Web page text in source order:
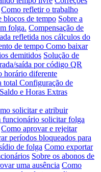
Como refletir o trabalho
blocos de tempo Sobre a
folga. Compensação de
refletida nos cálculos do
de tempo Como baixar
demitidos Solução de
saída por código QR
horário diferente
total Configuração de
e Horas Extras
solicitar e atribuir
funcionário solicitar folga
Como aprovar e rejeitar
períodos bloqueados para
de folga Como exportar
Sobre os abonos de
uma ausência Como